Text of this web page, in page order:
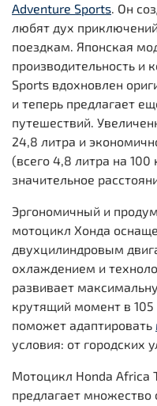
Adventure Sports. Он
любят дух
поездкам. Японская
производительность и
Sports вдохновлен
и теперь предлагает
путешествий.
24,8 литра и
(всего 4,8 литра на
значительное
Эргономичный и
мотоцикл Хонда
двухцилиндровым
охлаждением и
развивает
крутящий момент в
поможет адаптировать
условия: от городских
Мотоцикл Honda Africa
предлагает